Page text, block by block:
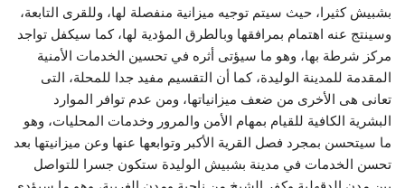
بشبيش كثيرا، حيث سيتم توجيه ميزانية منفصلة لها، وللقرى التابعة،
وسينتج عنه اهتمام بمرافقها وبالطرق المؤدية لها، كما سيكفل تواجد
مركز شرطة بها، وهو ما سيؤتى أثره في تحسين الخدمات الأمنية
المقدمة للمدينة الوليدة، كما أن التقسيم مفيد جدا للمحلة، التى
تعانى هى الأخرى من ضعف ميزانياتها، ومن عدم توافر الموارد
البشرية الكافية للقيام بمهام الأمن والمرور وخدمات المحليات، وهو
ما سيتحسن بمجرد فصل القرية الأكبر وتوابعها عنها وعن ميزانيتها بعد
تحسن الخدمات في مدينة بشبيش الوليدة ستكون جسرا للتواصل